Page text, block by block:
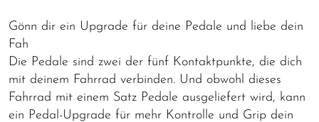
Gönn dir ein Upgrade für deine Pedale und liebe dein
Fah
Die Pedale sind zwei der fünf Kontaktpunkte, die dich
mit deinem Fahrrad verbinden. Und obwohl dieses
Fahrrad mit einem Satz Pedale ausgeliefert wird, kann
ein Pedal-Upgrade für mehr Kontrolle und Grip dein